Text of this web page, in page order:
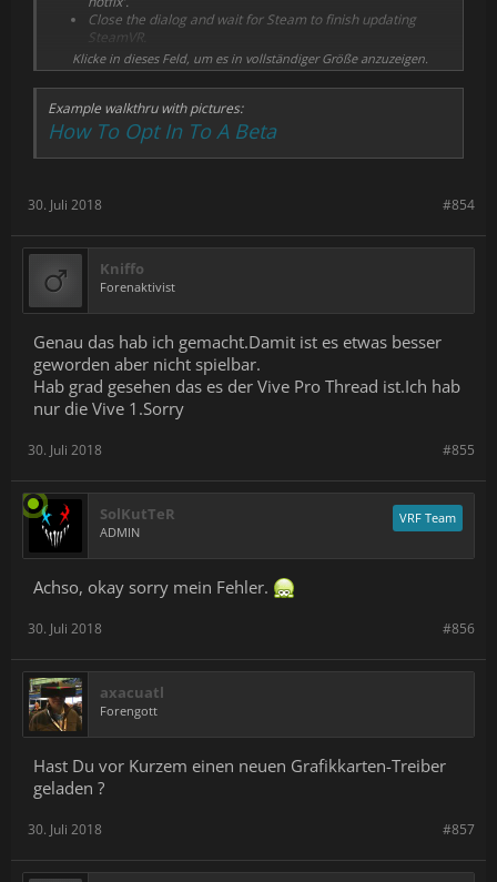
Close the dialog and wait for Steam to finish updating
SteamVR.
Klicke in dieses Feld, um es in vollständiger Größe anzuzeigen.
Example walkthru with pictures:
How To Opt In To A Beta
#854
30. Juli 2018
Kniffo
Forenaktivist
Genau das hab ich gemacht.Damit ist es etwas besser
geworden aber nicht spielbar.
Hab grad gesehen das es der Vive Pro Thread ist.Ich hab
nur die Vive 1.Sorry
#855
30. Juli 2018
SolKutTeR
ADMIN
VRF Team
Achso, okay sorry mein Fehler.
#856
30. Juli 2018
axacuatl
Forengott
Hast Du vor Kurzem einen neuen Grafikkarten-Treiber
geladen ?
#857
30. Juli 2018